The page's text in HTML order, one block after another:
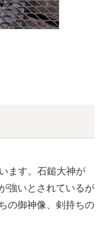
ます。石鎚大神が
強いとされているが
の御神像、剣持ちの